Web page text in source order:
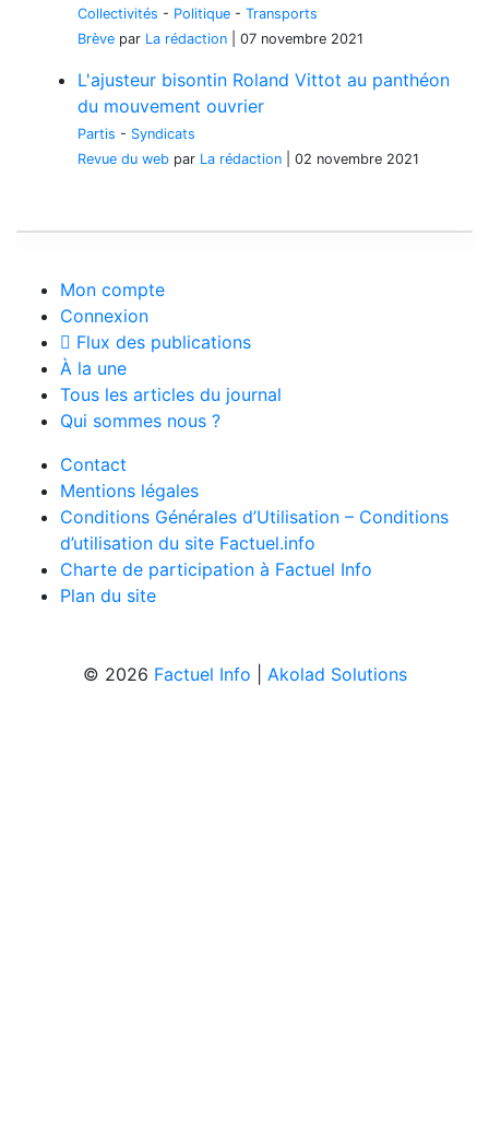
Collectivités - Politique - Transports
Brève par La rédaction 07 novembre 2021
L'ajusteur bisontin Roland Vittot au panthéon
du mouvement ouvrier
Partis - Syndicats
Revue du web par La rédaction 02 novembre 2021
Mon compte
Connexion
Flux des publications
À la une
Tous les articles du journal
Qui sommes nous ?
Contact
Mentions légales
Conditions Générales d’Utilisation – Conditions
d’utilisation du site Factuel.info
Charte de participation à Factuel Info
Plan du site
© 2026 Factuel Info Akolad Solutions